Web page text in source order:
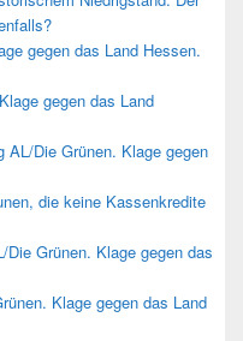
gegen das Land Hessen.
gegen das Land
AL/Die Grünen. Klage gegen
die keine Kassenkredite
Die Grünen. Klage gegen das
Klage gegen das Land